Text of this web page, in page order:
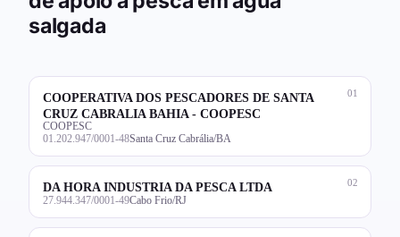
salgada
01
COOPERATIVA DOS PESCADORES DE SANTA
CRUZ CABRALIA BAHIA - COOPESC
COOPESC
01.202.947/0001-48Santa Cruz Cabrália/BA
02
DA HORA INDUSTRIA DA PESCA LTDA
27.944.347/0001-49Cabo Frio/RJ